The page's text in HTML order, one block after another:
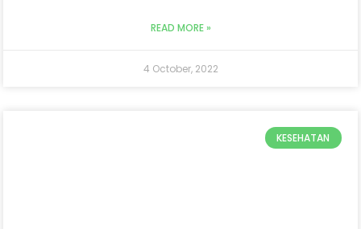
READ MORE »
4 October, 2022
KESEHATAN